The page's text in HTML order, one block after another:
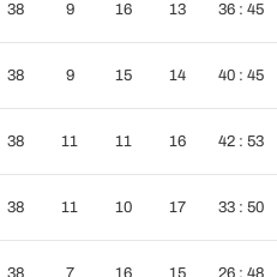
38 9 16 13 36 : 45
38 9 15 14 40 : 45
38 11 11 16 42 : 53
38 11 10 17 33 : 50
38 7 16 15 26 : 48